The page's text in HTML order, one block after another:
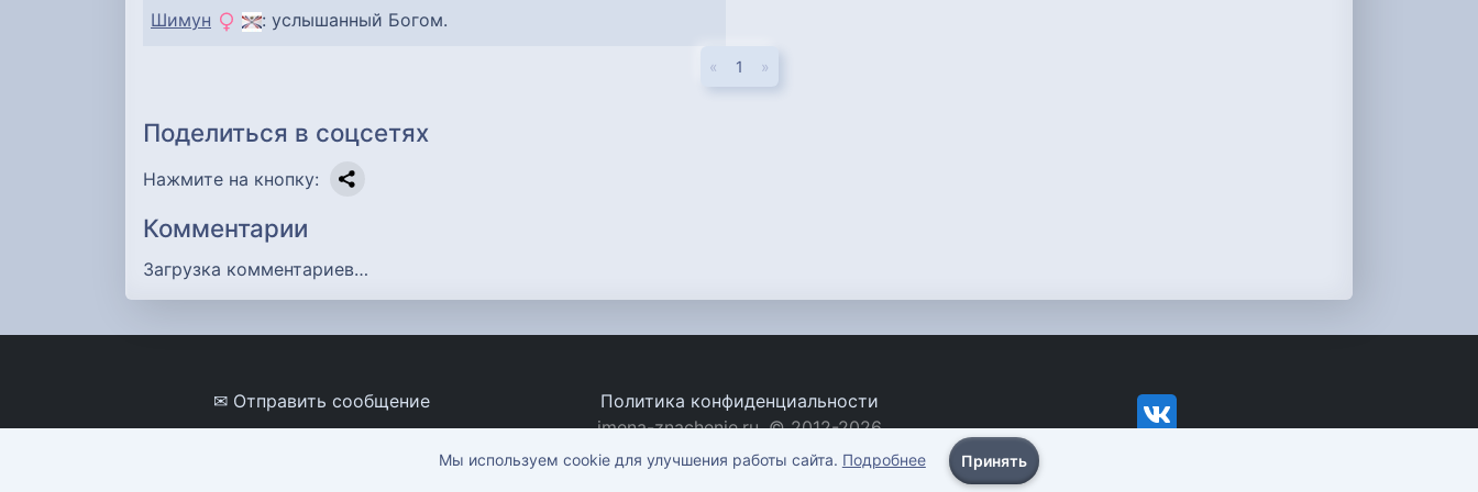
Шимун : услышанный Богом.
« 1 »
Поделиться в соцсетях
Нажмите на кнопку:
Комментарии
Загрузка комментариев…
✉ Отправить сообщение
Политика конфиденциальности
imena-znachenie.ru, © 2012-2026
Мы используем cookie для улучшения работы сайта. Подробнее Принять